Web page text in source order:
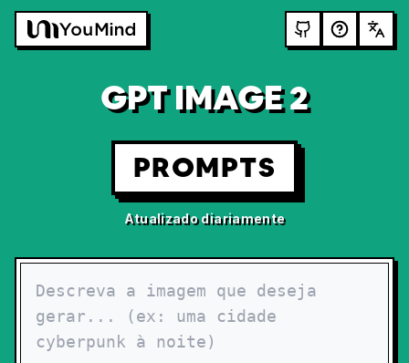
GPT IMAGE 2
PROMPTS
Atualizado diariamente